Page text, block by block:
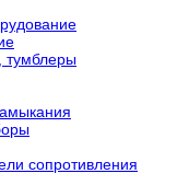
тумблеры
сопротивления